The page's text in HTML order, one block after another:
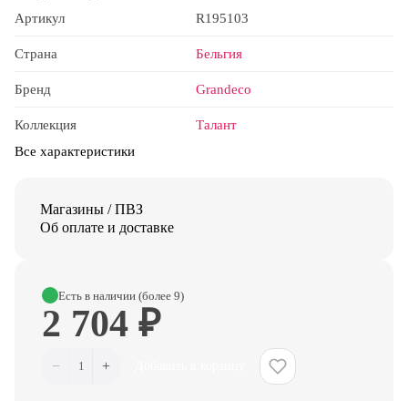
Артикул R195103
Страна Бельгия
Бренд Grandeco
Коллекция
Талант
Все характеристики
Магазины / ПВЗ
Об оплате и доставке
Есть в наличии (более 9)
2 704 ₽
− 1 +